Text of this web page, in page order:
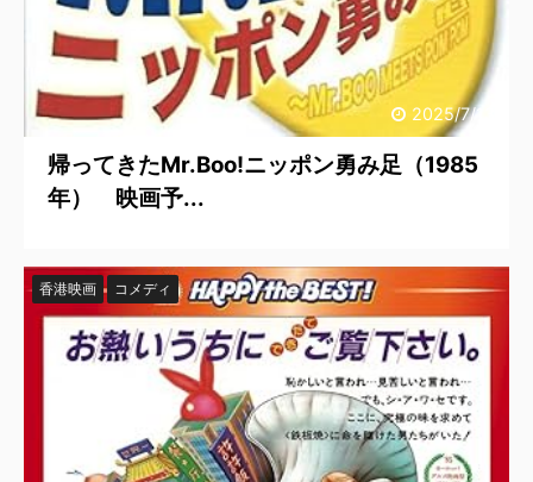
2025/7/13
帰ってきたMr.Boo!ニッポン勇み足（1985
年） 映画予...
香港映画 コメディ